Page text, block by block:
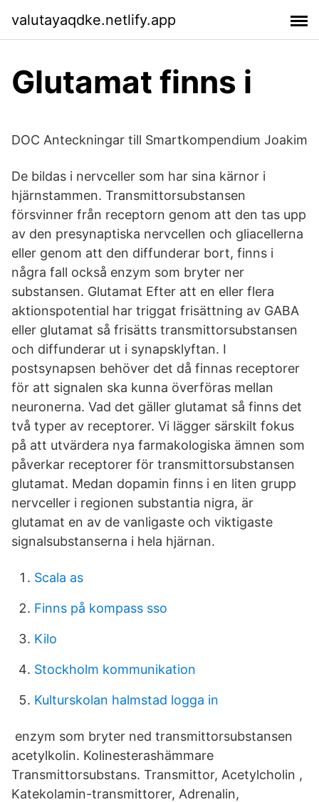
valutayaqdke.netlify.app
Glutamat finns i
DOC Anteckningar till Smartkompendium Joakim
De bildas i nervceller som har sina kärnor i
hjärnstammen. Transmittorsubstansen
försvinner från receptorn genom att den tas upp
av den presynaptiska nervcellen och gliacellerna
eller genom att den diffunderar bort, finns i
några fall också enzym som bryter ner
substansen. Glutamat Efter att en eller flera
aktionspotential har triggat frisättning av GABA
eller glutamat så frisätts transmittorsubstansen
och diffunderar ut i synapsklyftan. I
postsynapsen behöver det då finnas receptorer
för att signalen ska kunna överföras mellan
neuronerna. Vad det gäller glutamat så finns det
två typer av receptorer. Vi lägger särskilt fokus
på att utvärdera nya farmakologiska ämnen som
påverkar receptorer för transmittorsubstansen
glutamat. Medan dopamin finns i en liten grupp
nervceller i regionen substantia nigra, är
glutamat en av de vanligaste och viktigaste
signalsubstanserna i hela hjärnan.
Scala as
Finns på kompass sso
Kilo
Stockholm kommunikation
Kulturskolan halmstad logga in
­ enzym som bryter ned transmittorsubstansen
acetylkolin. Kolinesterashämmare
Transmittorsubstans. Transmittor, Acetylcholin ,
Katekolamin-transmittorer, Adrenalin,